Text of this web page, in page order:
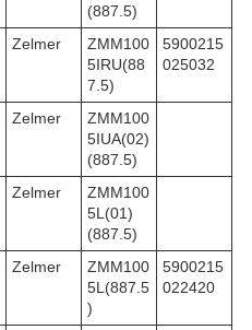
(887.5)
Zelmer
ZMM100
5IRU(88
7.5)
5900215
025032
Zelmer
ZMM100
5IUA(02)
(887.5)
Zelmer
ZMM100
5L(01)
(887.5)
Zelmer
ZMM100
5L(887.5
)
5900215
022420